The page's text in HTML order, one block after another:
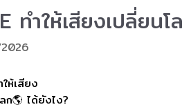
ทำให้เสียงเปลี่ยน
ให้เสียง
ก🌎 ได้ยังไง?